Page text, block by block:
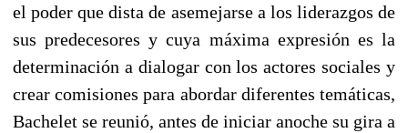
el poder que dista de asemejarse a los liderazgos de
sus predecesores y cuya máxima expresión es la
determinación a dialogar con los actores sociales y
crear comisiones para abordar diferentes temáticas,
Bachelet se reunió, antes de iniciar anoche su gira a